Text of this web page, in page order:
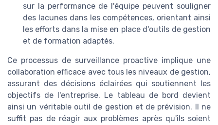
sur la performance de l'équipe peuvent souligner
des lacunes dans les compétences, orientant ainsi
les efforts dans la mise en place d'outils de gestion
et de formation adaptés.
Ce processus de surveillance proactive implique une
collaboration efficace avec tous les niveaux de gestion,
assurant des décisions éclairées qui soutiennent les
objectifs de l'entreprise. Le tableau de bord devient
ainsi un véritable outil de gestion et de prévision. Il ne
suffit pas de réagir aux problèmes après qu'ils soient